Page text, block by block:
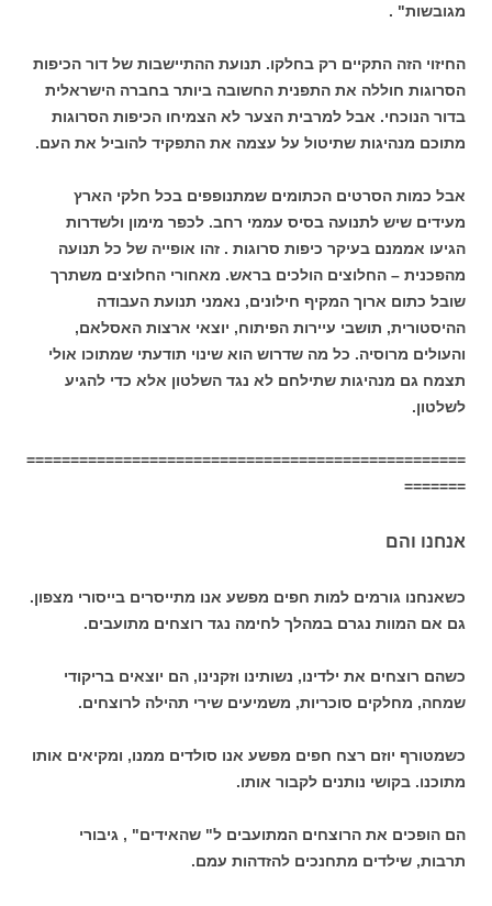
מגובשות" .
החיזוי הזה התקיים רק בחלקו. תנועת ההתיישבות של דור הכיפות
הסרוגות חוללה את התפנית החשובה ביותר בחברה הישראלית
בדור הנוכחי. אבל למרבית הצער לא הצמיחו הכיפות הסרוגות
מתוכם מנהיגות שתיטול על עצמה את התפקיד להוביל את העם.
אבל כמות הסרטים הכתומים שמתנופפים בכל חלקי הארץ
מעידים שיש לתנועה בסיס עממי רחב. לכפר מימון ולשדרות
הגיעו אממנם בעיקר כיפות סרוגות . זהו אופייה של כל תנועה
מהפכנית – החלוצים הולכים בראש. מאחורי החלוצים משתרך
שובל כתום ארוך המקיף חילונים, נאמני תנועת העבודה
ההיסטורית, תושבי עיירות הפיתוח, יוצאי ארצות האסלאם,
והעולים מרוסיה. כל מה שדרוש הוא שינוי תודעתי שמתוכו אולי
תצמח גם מנהיגות שתילחם לא נגד השלטון אלא כדי להגיע
לשלטון.
==================================================
=======
אנחנו והם
כשאנחנו גורמים למות חפים מפשע אנו מתייסרים בייסורי מצפון.
גם אם המוות נגרם במהלך לחימה נגד רוצחים מתועבים.
כשהם רוצחים את ילדינו, נשותינו וזקנינו, הם יוצאים בריקודי
שמחה, מחלקים סוכריות, משמיעים שירי תהילה לרוצחים.
כשמטורף יוזם רצח חפים מפשע אנו סולדים ממנו, ומקיאים אותו
מתוכנו. בקושי נותנים לקבור אותו.
הם הופכים את הרוצחים המתועבים ל" שהאידים" , גיבורי
תרבות, שילדים מתחנכים להזדהות עמם.